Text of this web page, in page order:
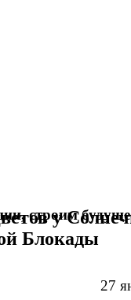
строим
у
Блокады
27